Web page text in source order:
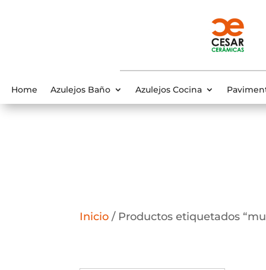
Home Azulejos Baño Azulejos Cocina
Inicio / Productos etiquetados